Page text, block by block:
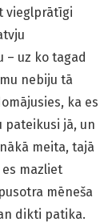
vieglprātīgi
– uz ko tagad
nebiju tā
ka es
pateikusi jā, un
meita, tajā
mazliet
mēneša
dikti patika.